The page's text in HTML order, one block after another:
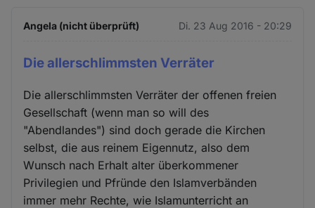
Angela (nicht überprüft) Di. 23 Aug 2016 - 20:29
Die allerschlimmsten Verräter
Die allerschlimmsten Verräter der offenen freien
Gesellschaft (wenn man so will des
"Abendlandes") sind doch gerade die Kirchen
selbst, die aus reinem Eigennutz, also dem
Wunsch nach Erhalt alter überkommener
Privilegien und Pfründe den Islamverbänden
immer mehr Rechte, wie Islamunterricht an